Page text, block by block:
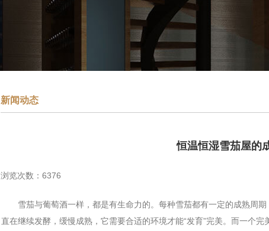
新闻动态
恒温恒湿雪茄屋的
浏览次数：6376
雪茄与葡萄酒一样，都是有生命力的。每种雪茄都有一定的成熟周期
直在继续发酵，缓慢成熟，它需要合适的环境才能“发育”完美。而一个